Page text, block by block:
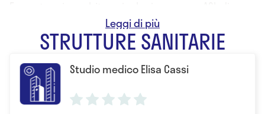
Cremona e Associazioni sul territorio
Psicologa presso Centro disturbi cognitivi ASL di
Castel San Giovanni distretto di Ponente
STRUTTURE SANITARIE
Studio medico Elisa Cassi